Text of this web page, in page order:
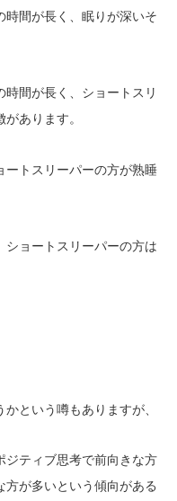
時間が長く、 眠りが深いそ
時間が長く、ショートスリ
あります。
ートスリーパーの方が熟睡
ョートスリーパーの方は
という噂もありますが、
ジティブ思考で前向きな方
方が多いという傾向がある